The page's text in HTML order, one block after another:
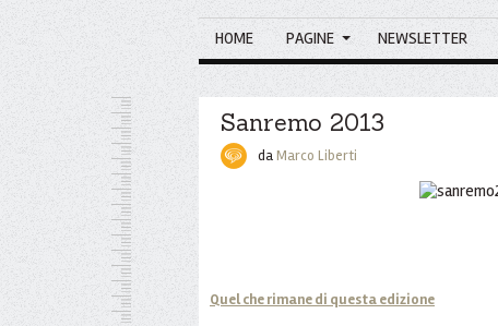
HOME PAGINE NEWSLETTER
Sanremo 2013
daMarco Liberti
Quel che rimane di questa edizione